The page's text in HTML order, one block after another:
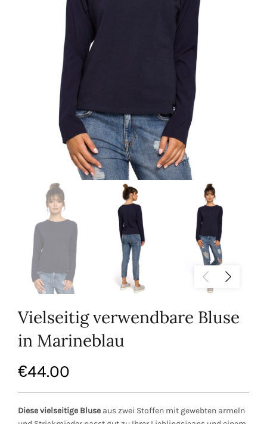
Vielseitig verwendbare Bluse
in Marineblau
€44.00
Diese vielseitige Bluse aus zwei Stoffen mit gewebten armeln